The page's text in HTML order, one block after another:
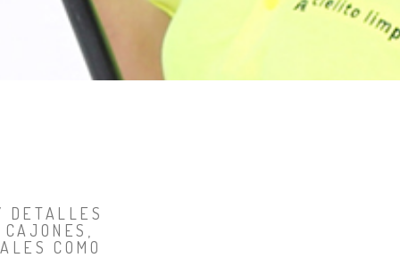
DETALLES
COMO